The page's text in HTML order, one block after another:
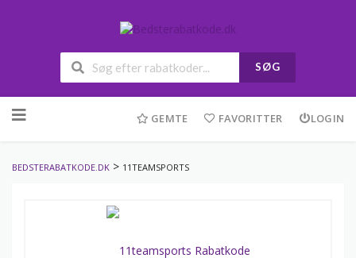
SØG
to
GEMTE FAVORITTER LOGIN
BEDSTERABATKODE.DK > 11TEAMSPORTS